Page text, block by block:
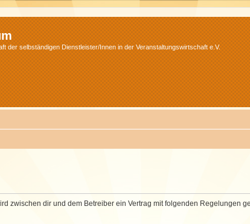
der selbständigen Dienstleister/Innen in der Veranstaltungswirtschaft e.V.
zwischen dir und dem Betreiber ein Vertrag mit folgenden Regelungen